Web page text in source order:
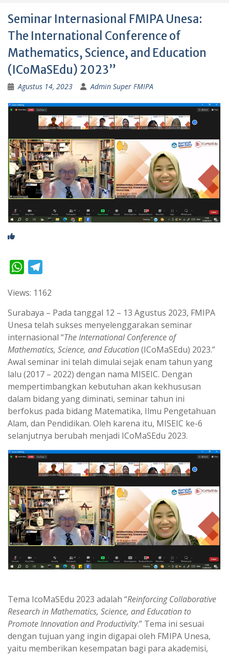
Seminar Internasional FMIPA Unesa:
The International Conference of
Mathematics, Science, and Education
(ICoMaSEdu) 2023”
Agustus 14, 2023 Admin Super FMIPA
W
a
t
s
A
p
p
l
e
g
r
a
m
Views: 1162
Surabaya – Pada tanggal 12 – 13 Agustus 2023, FMIPA
Unesa telah sukses menyelenggarakan seminar
internasional “The International Conference of
Mathematics, Science, and Education(ICoMaSEdu) 2023.”
Awal seminar ini telah dimulai sejak enam tahun yang
lalu (2017 – 2022) dengan nama MISEIC. Dengan
mempertimbangkan kebutuhan akan kekhususan
dalam bidang yang diminati, seminar tahun ini
berfokus pada bidang Matematika, Ilmu Pengetahuan
Alam, dan Pendidikan. Oleh karena itu, MISEIC ke-6
selanjutnya berubah menjadi ICoMaSEdu 2023.
Tema IcoMaSEdu 2023 adalah “Reinforcing Collaborative
Research in Mathematics, Science, and Education to
Promote Innovation and Productivity.” Tema ini sesuai
dengan tujuan yang ingin digapai oleh FMIPA Unesa,
yaitu memberikan kesempatan bagi para akademisi,